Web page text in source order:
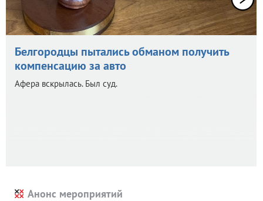
Белгородцы пытались обманом получить
компенсацию за авто
Афера вскрылась. Был суд.
Анонс мероприятий